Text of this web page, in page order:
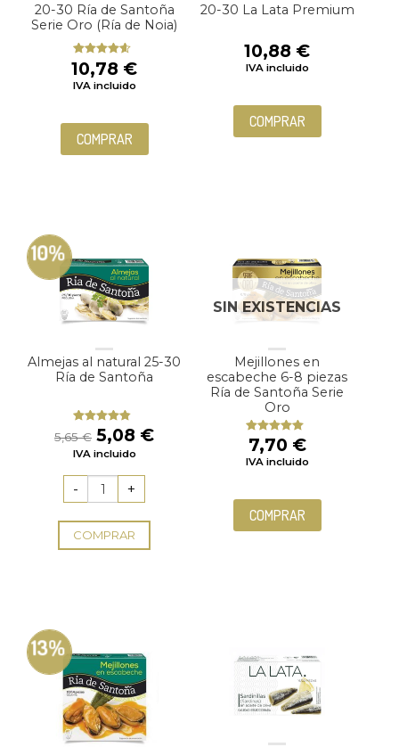
20-30 Ría de Santoña
Serie Oro (Ría de Noia)
Valorado
con 4.33
de 5
10,78 €
IVA incluido
COMPRAR
20-30 La Lata Premium
10,88 €
IVA incluido
COMPRAR
10%
Almejas al natural 25-30
Ría de Santoña
Valorado
con4.50
de 5
5,65€ El
precio
era:
5,65 €.
5,08 €El
IVA incluido
COMPRAR
SIN EXISTENCIAS
Mejillones en
escabeche 6-8 piezas
Ría de Santoña Serie
Oro
Valorado
con5.00
de
5
7,70 €
IVA incluido
COMPRAR
13%